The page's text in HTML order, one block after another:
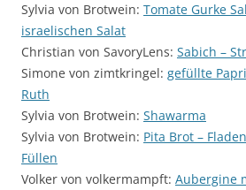
Sylvia von Brotwein: Tomate Gurke
israelischen Salat
Christian von SavoryLens: Sabich –
Simone von zimtkringel: gefüllte
Ruth
Sylvia von Brotwein: Shawarma
Sylvia von Brotwein: Pita Brot –
Füllen
Volker von volkermampft: Aubergine